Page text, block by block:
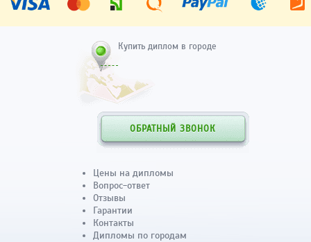
Купить диплом в городе
ОБРАТНЫЙ ЗВОНОК
Цены на дипломы
Вопрос-ответ
Отзывы
Гарантии
Контакты
Дипломы по городам